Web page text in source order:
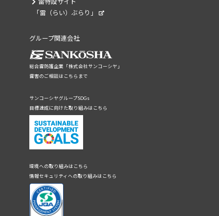
「雷（らい）ぶらり」
グループ関連会社
総合雷防護企業「株式会社サンコーシヤ」
雷害のご相談はこちらまで
サンコーシヤグループSDGs
目標達成に向けた取り組みはこちら
環境への取り組みはこちら
情報セキュリティへの取り組みはこちら